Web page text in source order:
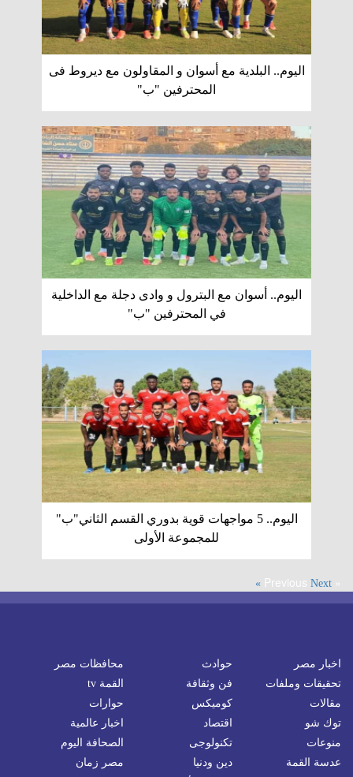
اليوم.. البلدية مع أسوان و المقاولون مع ديروط فى
المحترفين "ب"
اليوم.. أسوان مع البترول و وادى دجلة مع الداخلية
في المحترفين "ب"
اليوم.. 5 مواجهات قوية بدوري القسم الثاني"ب"
للمجموعة الأولى
« Previous
Next »
اخبار مصر حوادث
محافظات مصر
تحقيقات وملفات
فن وثقافة
القمة tv
مقالات
كوميكس
حوارات
توك شو
اقتصاد
اخبار عالمية
منوعات
تكنولوجى
الصحافة اليوم
عدسة القمة
دين ودنيا
مصر زمان